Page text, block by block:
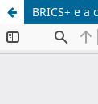
BRICS+ e